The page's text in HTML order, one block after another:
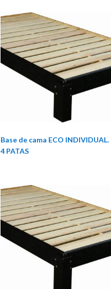
Base de cama ECO INDIVIDUAL.
4 PATAS